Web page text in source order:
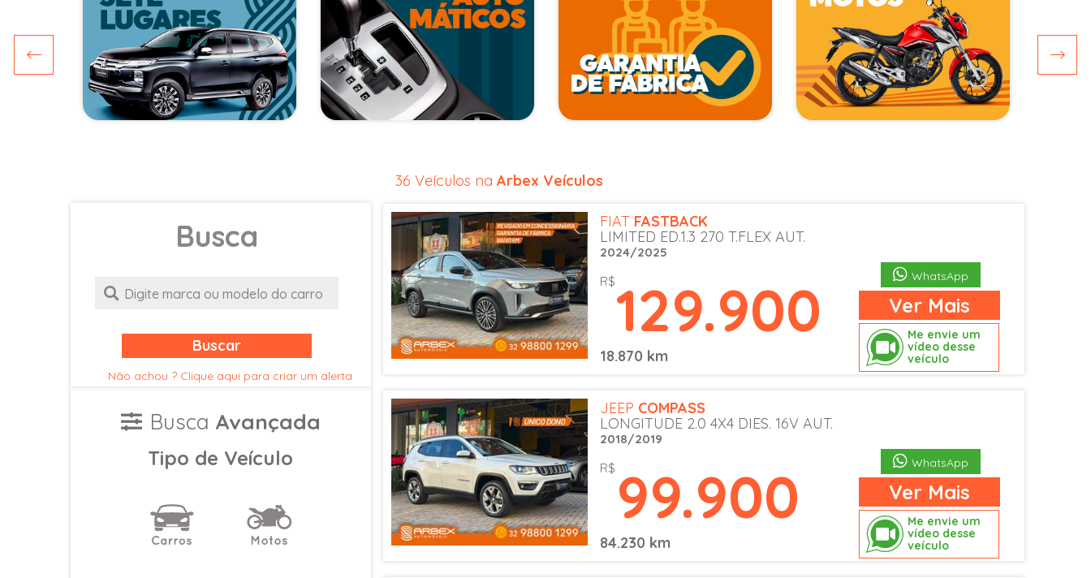
Busca
Buscar
Não achou ? Clique aqui para criar um alerta
Busca Avançada
Tipo de Veículo
36 Veículos na Arbex Veículos
Me envie um
vídeo desse
veículo
FIAT FASTBACK
LIMITED ED.1.3 270 T.FLEX AUT.
2024/2025
R$129.900 WhatsApp
Ver Mais
18.870 km
Me envie um
vídeo desse
veículo
JEEP COMPASS
LONGITUDE 2.0 4X4 DIES. 16V AUT.
2018/2019
R$ 99.900 WhatsApp
Ver Mais
84.230 km